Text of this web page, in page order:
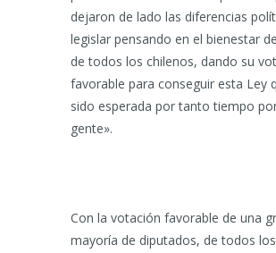
dejaron de lado las diferencias
legislar pensando en el bienestar
de todos los chilenos, dando su
favorable para conseguir esta Ley
sido esperada por tanto tiempo
gente».
Con la votación favorable de una
mayoría de diputados, de todos